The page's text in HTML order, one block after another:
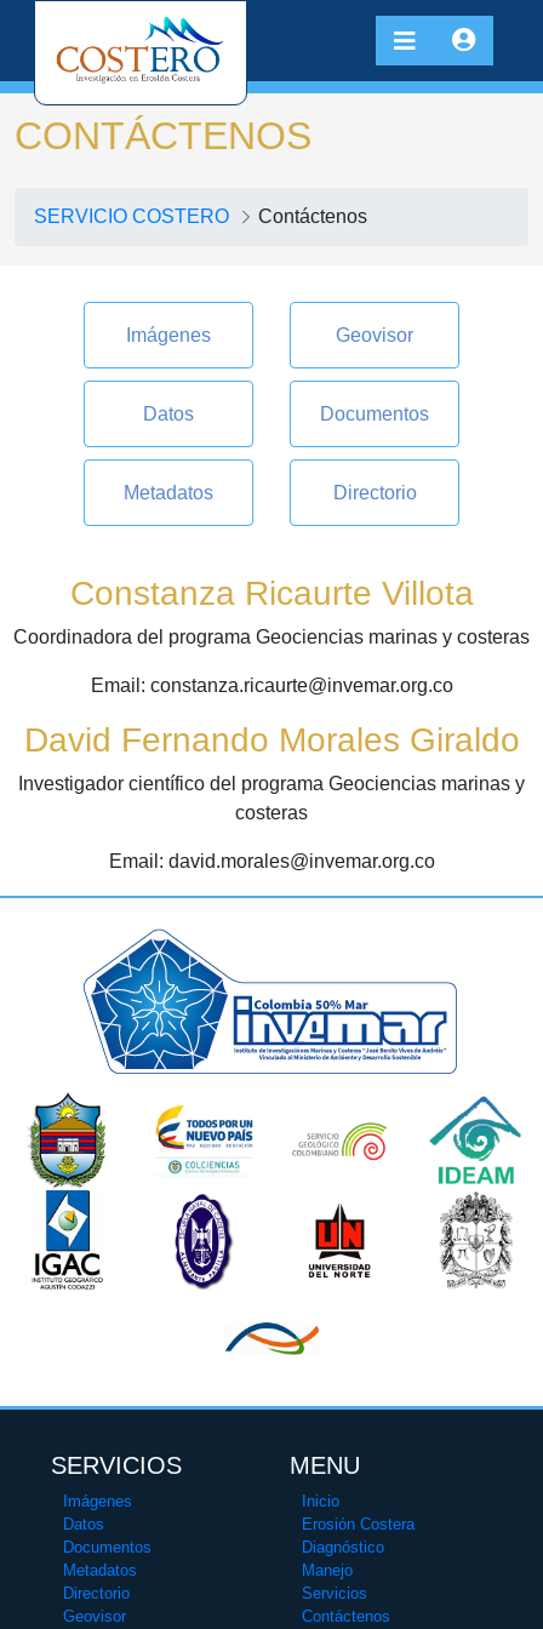
CONTÁCTENOS
SERVICIO COSTERO Contáctenos
Imágenes Geovisor
Datos Documentos
Metadatos Directorio
Constanza Ricaurte Villota
Coordinadora del programa Geociencias marinas y costeras
Email: constanza.ricaurte@invemar.org.co
David Fernando Morales Giraldo
Investigador científico del programa Geociencias marinas y
costeras
Email: david.morales@invemar.org.co
SERVICIOS
Imágenes
Datos
Documentos
Metadatos
Directorio
Geovisor
MENU
Inicio
Erosión Costera
Diagnóstico
Manejo
Servicios
Contáctenos